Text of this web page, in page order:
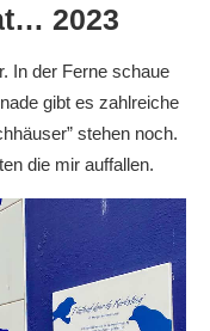
2023
In der Ferne schaue
gibt es zahlreiche
stehen noch.
die mir auffallen.